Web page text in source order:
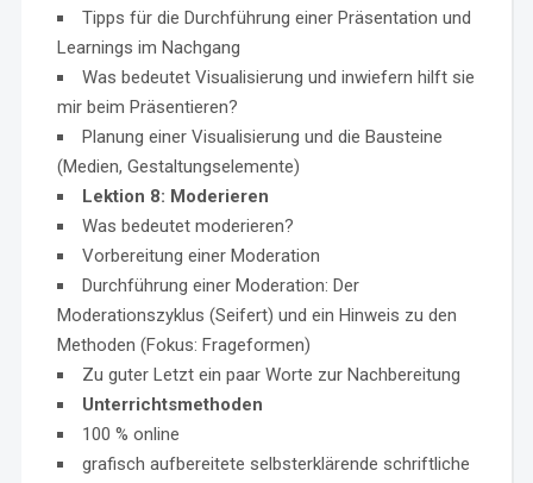
Tipps für die Durchführung einer Präsentation und
Learnings im Nachgang
Was bedeutet Visualisierung und inwiefern hilft sie
mir beim Präsentieren?
Planung einer Visualisierung und die Bausteine
(Medien, Gestaltungselemente)
Lektion 8: Moderieren
Was bedeutet moderieren?
Vorbereitung einer Moderation
Durchführung einer Moderation: Der
Moderationszyklus (Seifert) und ein Hinweis zu den
Methoden (Fokus: Frageformen)
Zu guter Letzt ein paar Worte zur Nachbereitung
Unterrichtsmethoden
100 % online
grafisch aufbereitete selbsterklärende schriftliche